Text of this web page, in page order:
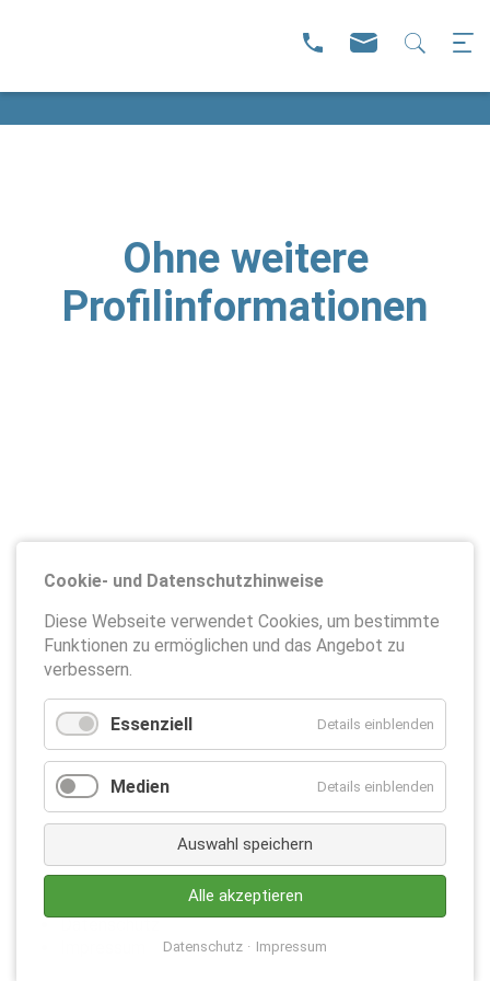
Ohne weitere
Profilinformationen
Datenschutz
Cookie- und Datenschutzhinweise
Diese Webseite verwendet Cookies, um bestimmte
Funktionen zu ermöglichen und das Angebot zu
verbessern.
Essenziell Details einblenden
Medien Details einblenden
Auswahl speichern
Alle akzeptieren
Datenschutz Impressum